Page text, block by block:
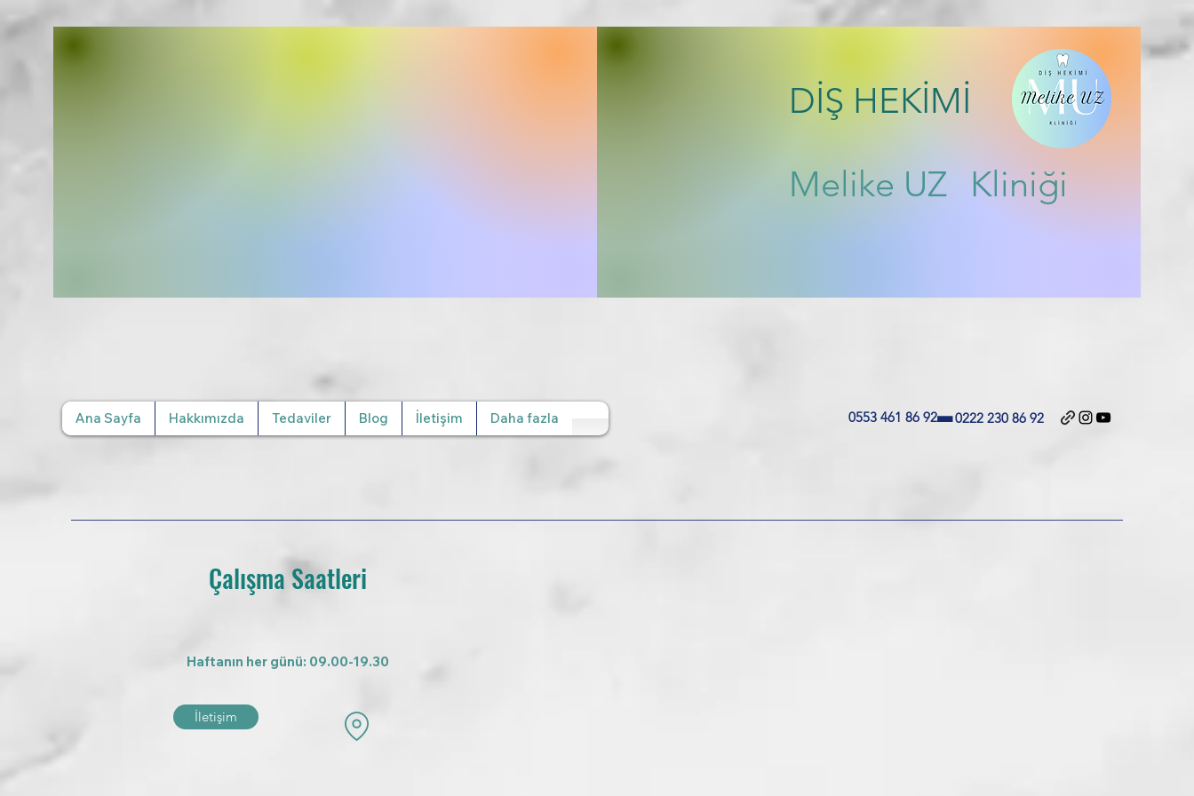
DİŞ HEKİMİ
Melike UZ
Kliniği
Ana Sayfa Hakkımızda Tedaviler Blog İletişim Daha fazla 0553 461 86 92-0222 230 86 92
Çalışma Saatleri
Haftanın her günü: 09.00-19.30
İletişim